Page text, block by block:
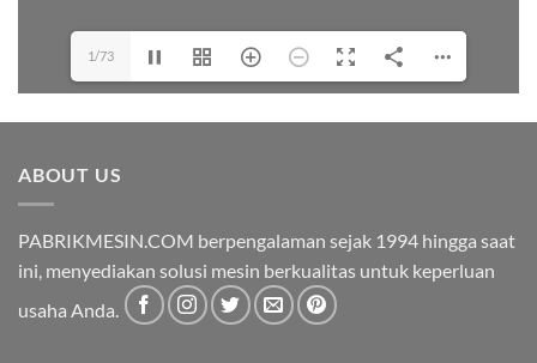
1/73
ABOUT US
PABRIKMESIN.COM berpengalaman sejak 1994 hingga saat
ini, menyediakan solusi mesin berkualitas untuk keperluan
usaha Anda.